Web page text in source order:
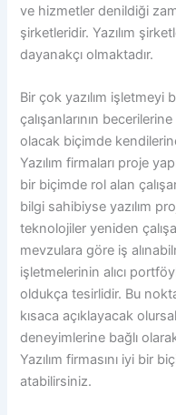
ve hizmetler denildiği
şirketleridir. Yazılım
dayanakçı olmaktadır.
Bir çok yazılım işletmeyi
çalışanlarının
olacak biçimde
Yazılım firmaları proje
bir biçimde rol alan
bilgi sahibiyse yazılım
teknolojiler yeniden
mevzulara göre iş
işletmelerinin alıcı
oldukça tesirlidir. Bu
kısaca açıklayacak
deneyimlerine bağlı
Yazılım firmasını iyi bir
atabilirsiniz.